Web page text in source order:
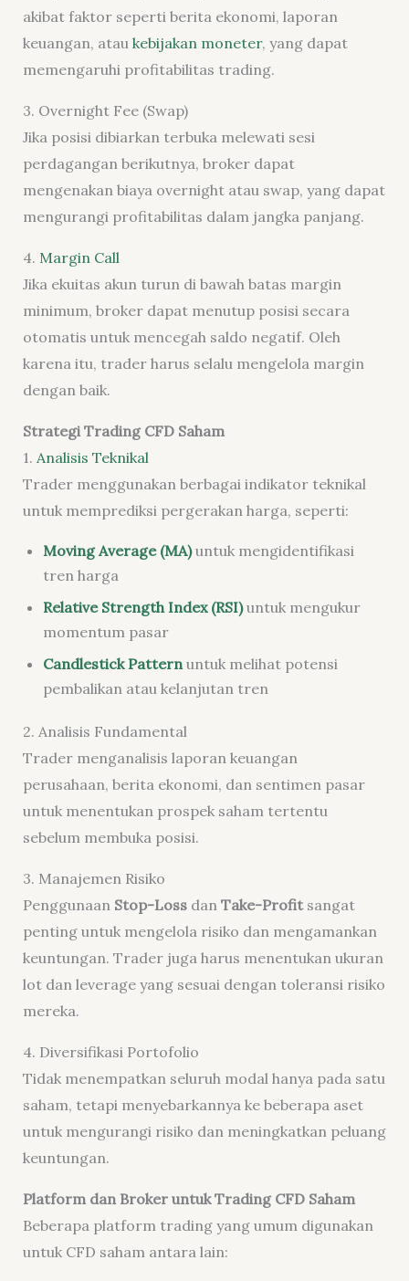
akibat faktor seperti berita ekonomi, laporan
keuangan, atau kebijakan moneter, yang dapat
memengaruhi profitabilitas trading.
3. Overnight Fee (Swap)
Jika posisi dibiarkan terbuka melewati sesi
perdagangan berikutnya, broker dapat
mengenakan biaya overnight atau swap, yang dapat
mengurangi profitabilitas dalam jangka panjang.
4. Margin Call
Jika ekuitas akun turun di bawah batas margin
minimum, broker dapat menutup posisi secara
otomatis untuk mencegah saldo negatif. Oleh
karena itu, trader harus selalu mengelola margin
dengan baik.
Strategi Trading CFD Saham
1. Analisis Teknikal
Trader menggunakan berbagai indikator teknikal
untuk memprediksi pergerakan harga, seperti:
Moving Average (MA)untuk mengidentifikasi
tren harga
Relative Strength Index (RSI)untuk mengukur
momentum pasar
Candlestick Patternuntuk melihat potensi
pembalikan atau kelanjutan tren
2. Analisis Fundamental
Trader menganalisis laporan keuangan
perusahaan, berita ekonomi, dan sentimen pasar
untuk menentukan prospek saham tertentu
sebelum membuka posisi.
3. Manajemen Risiko
Penggunaan Stop-Lossdan Take-Profitsangat
penting untuk mengelola risiko dan mengamankan
keuntungan. Trader juga harus menentukan ukuran
lot dan leverage yang sesuai dengan toleransi risiko
mereka.
4. Diversifikasi Portofolio
Tidak menempatkan seluruh modal hanya pada satu
saham, tetapi menyebarkannya ke beberapa aset
untuk mengurangi risiko dan meningkatkan peluang
keuntungan.
Platform dan Broker untuk Trading CFD Saham
Beberapa platform trading yang umum digunakan
untuk CFD saham antara lain: